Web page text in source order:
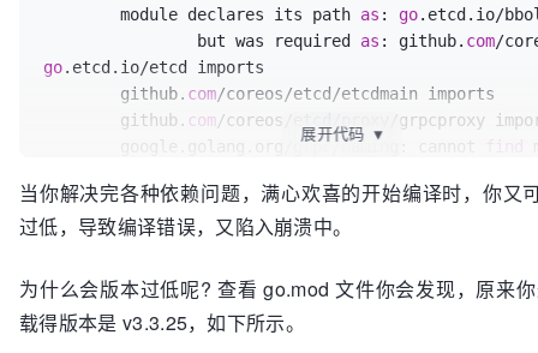
	module declares its path
as : go.etcd.io/
	        but was required
as : github. com
go.etcd.io/etcd imports
	github.
com/coreos/etcd/etcdmain imports
	github.
com/coreos/etcd/proxy/grpcproxy
	google.golang.org/grpc/naming: cannot
find
展开代码 ▼
当你解决完各种依赖问题，满心欢喜的开始编译时，你又
过低，导致编译错误，又陷入崩溃中。
为什么会版本过低呢? 查看 go.mod 文件你会发现，原来
载得版本是 v3.3.25，如下所示。